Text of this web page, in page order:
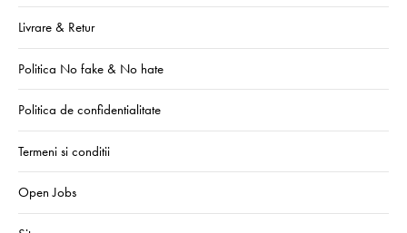
Livrare & Retur
Politica No fake & No hate
Politica de confidentialitate
Termeni si conditii
Open Jobs